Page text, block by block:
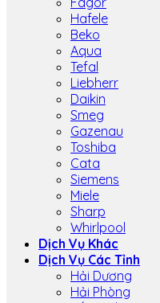
Hafele
Beko
Aqua
Tefal
Liebherr
Daikin
Smeg
Gazenau
Toshiba
Cata
Siemens
Miele
Sharp
Whirlpool
Dịch Vụ Khác
Dịch Vụ Các Tỉnh
Hải Dương
Hải Phòng